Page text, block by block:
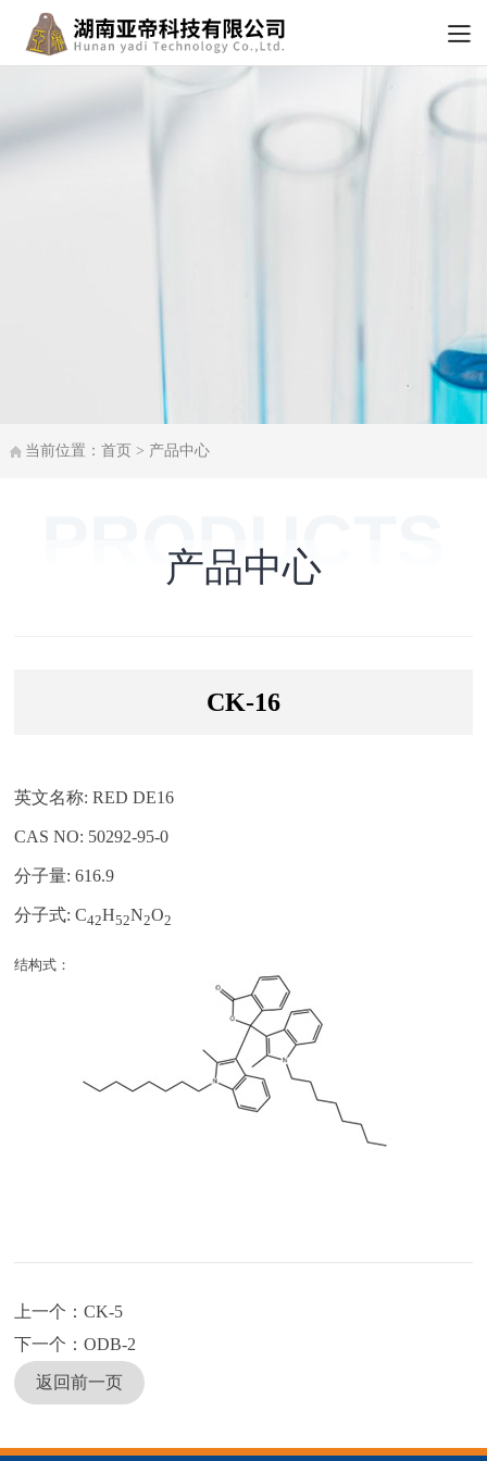
当前位置：首页 > 产品中心
PRODUCTS
产品中心
CK-16
英文名称: RED DE16
CAS NO: 50292-95-0
分子量: 616.9
分子式: C42H52N2O2
结构式：
上一个：CK-5
下一个：ODB-2
返回前一页